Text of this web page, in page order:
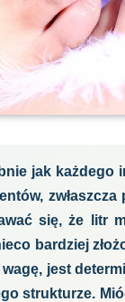
jak każdego
się, że litr
bardziej
jest
strukturze.